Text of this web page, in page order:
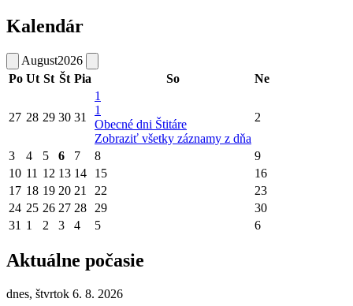
Kalendár
August2026
Po Ut St Št Pia So Ne
27 28 29 30 31
1
1
Obecné dni Štitáre
Zobraziť všetky záznamy z dňa
2
3 4 5 6 7 8
9
10 11 12 13 14 15
16
17 18 19 20 21 22
23
24 25 26 27 28 29
30
31 1 2 3 4 5 6
Aktuálne počasie
dnes, štvrtok 6. 8. 2026